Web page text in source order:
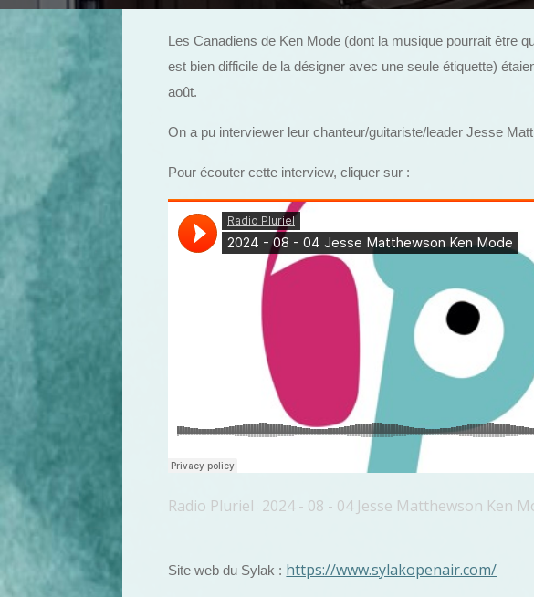
Les Canadiens de Ken Mode (dont la musique pourrait être
est bien difficile de la désigner avec une seule étiquette)
août.
On a pu interviewer leur chanteur/guitariste/leader Jesse
Pour écouter cette interview, cliquer sur :
Radio Pluriel · 2024 - 08 - 04 Jesse Matthewson Ken
Site web du Sylak : https://www.sylakopenair.com/